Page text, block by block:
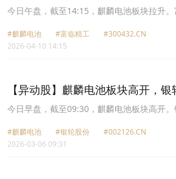
涨8.33%
今日午盘，截至14:15，麒麟电池板块拉升。
新源(300731.CN)涨4.83%报69.43元，铭利
报22.58元，瑞泰新材(301238.CN)涨3.80%
#麒麟电池 #富临精工
#300432.CN
2026-04-10 14:15
【异动股】麒麟电池板块高开，银
涨6.08%
今日早盘，截至09:30，麒麟电池板块高开。
(301268.CN)涨1.70%报22.69元，科创新源
75.3元，富临精工(300432.CN)涨0.49%报
#麒麟电池 #银轮股份
#002126.CN
2026-03-06 09:31